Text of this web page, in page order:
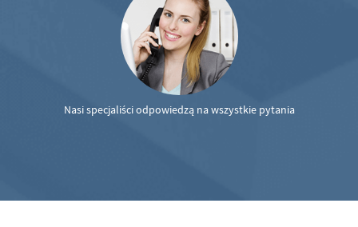
Nasi specjaliści odpowiedzą na wszystkie pytania